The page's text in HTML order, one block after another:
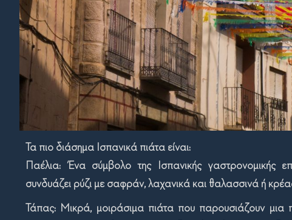
Τα πιο διάσημα Ισπανικά πιάτα είναι:
Παέλια: Ένα σύμβολο της
σπανικής γαστρονομικής
συνδυάζει ρύζι με σαφράν, λαχανικά και θαλασσινά ή
Τάπας: Μικρά, μοιράσιμα πιάτα που παρουσιάζουν μια